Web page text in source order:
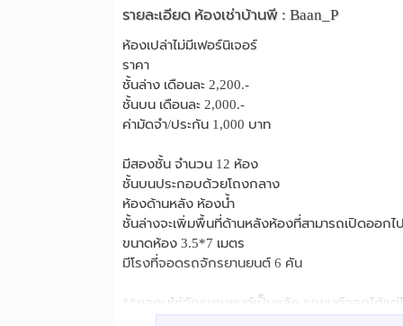
รายละเอียด ห้องเช่าบ้านพี : Baan_P
ห้องเปล่าไม่มีเฟอร์นิเจอร์
ราคา
ชั้นล่าง เดือนละ 2,200.-
ชั้นบน เดือนละ 2,000.-
ค่ามัดจำ/ประกัน 1,000 บาท
มีสองชั้น จำนวน 12 ห้อง
ชั้นบนประกอบด้วยโถงกลาง
ห้องด้านหลัง ห้องน้ำ
ชั้นล่างจะเพิ่มพื้นที่ด้านหลังห้องที่สามารถเปิดออกไ
ขนาดห้อง 3.5*7 เมตร
มีโรงที่จอดรถจักรยานยนต์ 6 คัน
**ขอคนใช่จักรยานยนต์เป็นหลัก รถยนต์จอดได้แต่